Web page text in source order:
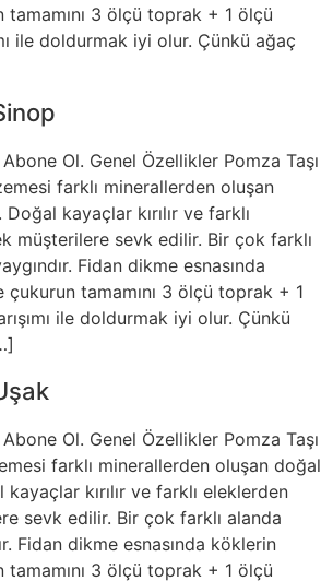
tamamını 3 ölçü toprak + 1 ölçü
ile doldurmak iyi olur. Çünkü ağaç
Ol. Genel Özellikler Pomza Taşı
farklı minerallerden oluşan
kayaçlar kırılır ve farklı
müşterilere sevk edilir. Bir çok farklı
Fidan dikme esnasında
çukurun tamamını 3 ölçü toprak + 1
ile doldurmak iyi olur. Çünkü
Ol. Genel Özellikler Pomza Taşı
farklı minerallerden oluşan doğal
kayaçlar kırılır ve farklı eleklerden
sevk edilir. Bir çok farklı alanda
Fidan dikme esnasında köklerin
tamamını 3 ölçü toprak + 1 ölçü